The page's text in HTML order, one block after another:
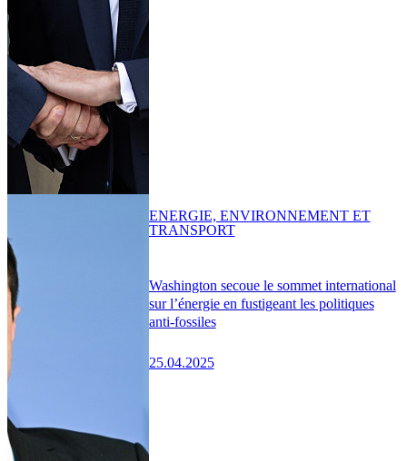
Washington secoue le sommet international
sur l’énergie en fustigeant les politiques
anti-fossiles
25.04.2025
ENERGIE, ENVIRONNEMENT ET
TRANSPORT